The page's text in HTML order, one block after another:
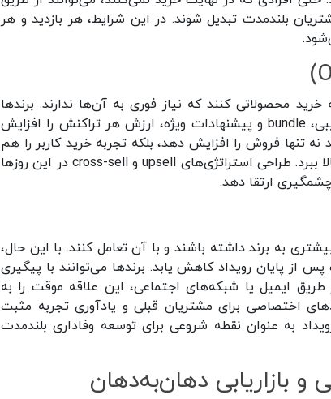
بلندمدت تبدیل شوند. در این شرایط، هر بازدید و هر
محصولاتی کنند که نیاز فوری به آن‌ها ندارند. برندها
می‌توانند از این رفتار بهره‌برداری کنند و با ارائه بسته‌های ترکیبی، bundle و پیشنهادات ویژه، ارزش هر تراکنش را افزایش
تنها فروش را افزایش دهد، بلکه تجربه خرید کاربر را هم
جذاب‌تر کند و احتمال بازگشت مشتری برای خریدهای بعدی را بالا ببرد. طراحی استراتژی‌های upsell و cross-sell در این روزها
ارتقا دهد.
به برند داشته باشند و با آن تعامل کنند. با این حال،
پایان رویداد کاهش یابد. برندها می‌توانند با پیگیری
طریق ایمیل یا شبکه‌های اجتماعی، این علاقه موقت را به
اختصاصی برای مشتریان قبلی و یادآوری تجربه مثبت
به عنوان نقطه شروعی برای توسعه وفاداری بلندمدت